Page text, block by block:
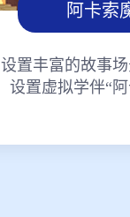
阿卡索
设置丰富的故事
设置虚拟学伴“